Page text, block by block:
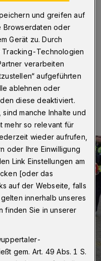
Berliner Straße ist
eine 58 Jahre alte
worden.
Lesezeit
und greifen auf
Browserdaten oder
Gerät zu. Durch
Tracking-Technologien
verarbeiten
aufgeführten
ablehnen oder
diese deaktiviert.
manche Inhalte und
mehr so relevant für
wieder aufrufen,
oder Ihre Einwilligung
Link Einstellungen am
[oder das
auf der Webseite, falls
innerhalb unseres
finden Sie in unserer
gem. Art. 49 Abs. 1 S.